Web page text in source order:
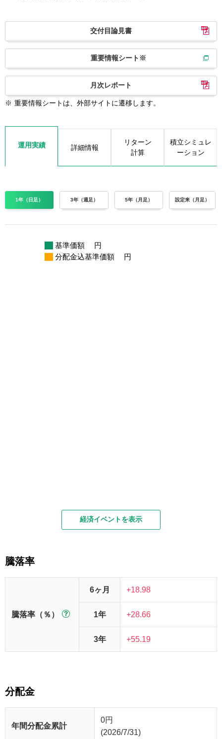
交付目論見書
重要情報シート※
月次レポート
※ 重要情報シートは、外部サイトに遷移します。
運用実績 詳細情報
リターン
計算
積立シミュレ
ーション
1年（日足） 3年（週足） 5年（月足） 設定来（月足）
基準価額
円
分配金込基準価額
円
経済イベントを表示
騰落率
騰落率（％）
6ヶ月 +18.98
1年 +28.66
3年 +55.19
分配金
年間分配金累計
0円
(2026/7/31)